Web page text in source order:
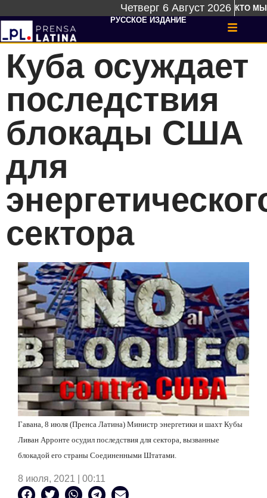
Четверг 6 Август 2026 КТО МЫ
РУССКОЕ ИЗДАНИЕ
Куба осуждает
последствия
блокады США
для
сектора
Гавана, 8 июля (Пренса Латина) Министр энергетики и шахт Кубы
Ливан Арронте осудил последствия для сектора, вызванные
блокадой его страны Соединенными Штатами.
8 июля, 2021 | 00:11